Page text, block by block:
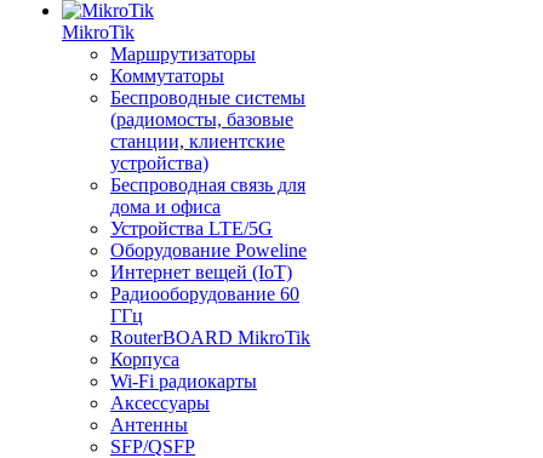
MikroTik
Маршрутизаторы
Коммутаторы
Беспроводные системы
(радиомосты, базовые
станции, клиентские
устройства)
Беспроводная связь для
дома и офиса
Устройства LTE/5G
Оборудование Poweline
Интернет вещей (IoT)
Радиооборудование 60
ГГц
RouterBOARD MikroTik
Корпуса
Wi-Fi радиокарты
Аксессуары
Антенны
SFP/QSFP